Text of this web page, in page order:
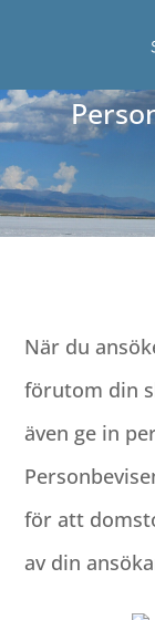
När du
förutom din
även ge in
för att
av din